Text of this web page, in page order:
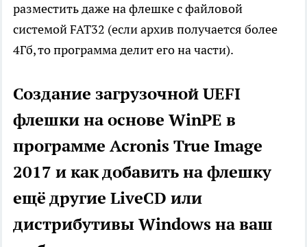
разместить даже на флешке с файловой
системой FAT32 (если архив получается более
4Гб, то программа делит его на части).
Создание загрузочной UEFI
флешки на основе WinPE в
программе Acronis True Image
2017 и как добавить на флешку
ещё другие LiveCD или
дистрибутивы Windows на ваш